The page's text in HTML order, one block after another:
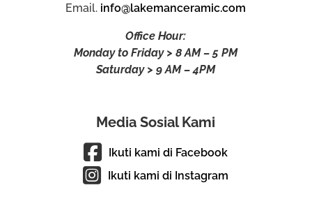
Email. info@lakemanceramic.com
Office Hour:
Monday to Friday > 8 AM – 5 PM
Saturday > 9 AM – 4PM
Media Sosial Kami
Ikuti kami di Facebook
Ikuti kami di Instagram